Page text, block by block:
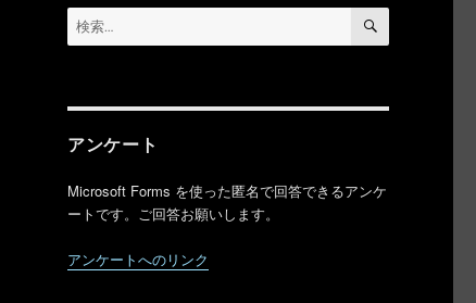
検
索:
検
アンケート
Microsoft Forms を使った匿名で回答できるアンケ
ートです。ご回答お願いします。
アンケートへのリンク